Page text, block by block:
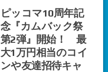
ピッコマ10周年記
念『カムバック祭
第2弾』開始！ 最
大1万円相当のコイ
ンや友達招待キャ